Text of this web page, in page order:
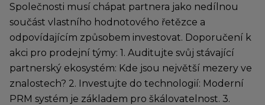
Společnosti musí chápat partnera jako nedílnou
součást vlastního hodnotového řetězce a
odpovídajícím způsobem investovat. Doporučení k
akci pro prodejní týmy: 1. Auditujte svůj stávající
partnerský ekosystém: Kde jsou největší mezery ve
znalostech? 2. Investujte do technologií: Moderní
PRM systém je základem pro škálovatelnost. 3.